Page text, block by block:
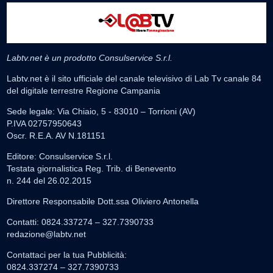
Labtv.net è un prodotto Consulservice S.r.l.
Labtv.net è il sito ufficiale del canale televisivo di Lab Tv canale 84
del digitale terrestre Regione Campania
Sede legale: Via Chiaio, 5 - 83010 – Torrioni (AV)
P.IVA 02757950643
Oscr. R.E.A. AV N.181151
Editore: Consulservice S.r.l.
Testata giornalistica Reg. Trib. di Benevento
n. 244 del 26.02.2015
Direttore Responsabile Dott.ssa Oliviero Antonella
Contatti: 0824.337274 – 327.7390733
redazione@labtv.net
Contattaci per la tua Pubblicità:
0824.337274 – 327.7390733